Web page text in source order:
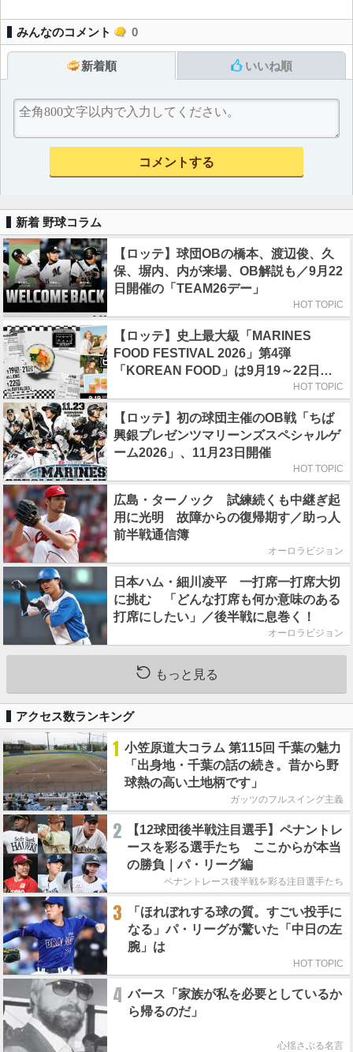
みんなのコメント 0
新着順 いいね順
新着 野球コラム
【ロッテ】球団OBの橋本、渡辺俊、久
保、塀内、内が来場、OB解説も／9月22
日開催の「TEAM26デー」
HOT TOPIC
【ロッテ】史上最大級「MARINES
FOOD FESTIVAL 2026」第4弾
「KOREAN FOOD」は9月19～22日／
HOT TOPIC
【ロッテ】初の球団主催のOB戦「ちば
興銀プレゼンツマリーンズスペシャルゲ
ーム2026」、11月23日開催
HOT TOPIC
広島・ターノック 試練続くも中継ぎ起
用に光明 故障からの復帰期す／助っ人
前半戦通信簿
オーロラビジョン
日本ハム・細川凌平 一打席一打席大切
に挑む 「どんな打席も何か意味のある
打席にしたい」／後半戦に息巻く！
オーロラビジョン
もっと見る
アクセス数ランキング
1 小笠原道大コラム 第115回 千葉の魅力
「出身地・千葉の話の続き。昔から野
球熱の高い土地柄です」
ガッツのフルスイング主義
2
【12球団後半戦注目選手】ペナントレ
ースを彩る選手たち ここからが本当
の勝負｜パ・リーグ編
ペナントレース後半戦を彩る注目選手たち
3
「ほれぼれする球の質。すごい投手に
なる」パ・リーグが驚いた「中日の左
腕」は
HOT TOPIC
4 バース「家族が私を必要としているか
ら帰るのだ」
心揺さぶる名言